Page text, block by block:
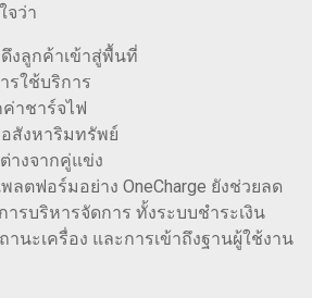
จว่า
งลูกค้าเข้าสู่พื้นที่
รใช้บริการ
ค่าชาร์จไฟ
สังหาริมทรัพย์
างจากคู่แข่ง
ลตฟอร์มอย่าง OneCharge ยังช่วยลด
ารบริหารจัดการ ทั้งระบบชำระเงิน
านะเครื่อง และการเข้าถึงฐานผู้ใช้งาน